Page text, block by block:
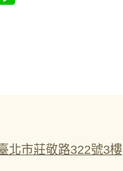
北市莊敬路322號3樓